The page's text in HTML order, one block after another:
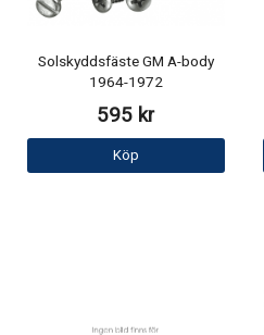
Solskyddsfäste GM A-body
1964-1972
595 kr
Köp